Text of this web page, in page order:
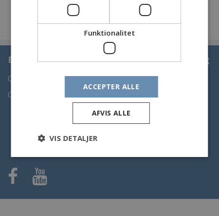
Bjerringbro og Omegns Sportsfiskerforening
Copyright 2023
Cookiepolitik
Funktionalitet
ACCEPTER ALLE
AFVIS ALLE
VIS DETALJER